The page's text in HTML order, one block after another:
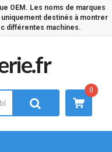
OEM. Les noms de marques
destinés à montrer
différentes machines.
0